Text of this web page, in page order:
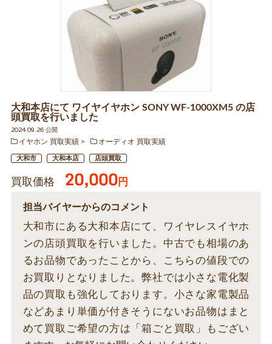
大和本店にて ワイヤイヤホン SONY WF-1000XM5 の店
頭買取を行いました
2024.09.26 公開
イヤホン 買取実績
オーディオ 買取実績
大和市 大和本店 店頭買取
買取価格 20,000円
担当バイヤーからのコメント
大和市にある大和本店にて、ワイヤレスイヤホ
ンの店頭買取を行いました。中古でも相場のあ
るお品物であったことから、こちらの値段での
お買取りとなりました。弊社では小さな電化製
品の買取も強化しております。小さな家電製品
などあまり単価が付きそうにないお品物はまと
めて買取ご希望の方は「箱ごと買取」もござい